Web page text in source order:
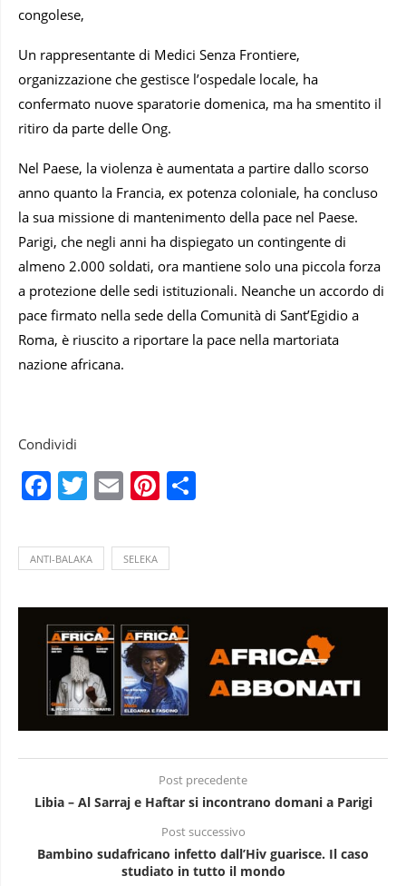
congolese,
Un rappresentante di Medici Senza Frontiere,
organizzazione che gestisce l’ospedale locale, ha
confermato nuove sparatorie domenica, ma ha smentito il
ritiro da parte delle Ong.
Nel Paese, la violenza è aumentata a partire dallo scorso
anno quanto la Francia, ex potenza coloniale, ha concluso
la sua missione di mantenimento della pace nel Paese.
Parigi, che negli anni ha dispiegato un contingente di
almeno 2.000 soldati, ora mantiene solo una piccola forza
a protezione delle sedi istituzionali. Neanche un accordo di
pace firmato nella sede della Comunità di Sant’Egidio a
Roma, è riuscito a riportare la pace nella martoriata
nazione africana.
Condividi
Facebook
Twitter
EmailPinterest
ANTI-BALAKA SELEKA
Post precedente
Libia – Al Sarraj e Haftar si incontrano domani a Parigi
Post successivo
Bambino sudafricano infetto dall’Hiv guarisce. Il caso
studiato in tutto il mondo